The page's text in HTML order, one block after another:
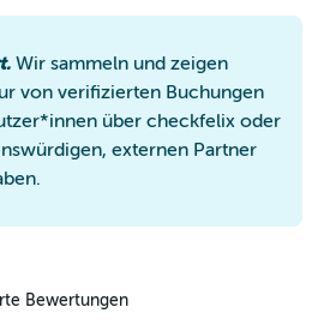
Wir sammeln und zeigen
von verifizierten Buchungen
über checkfelix oder
externen Partner
Bewertungen